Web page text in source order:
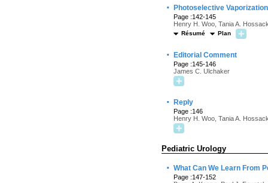
· Photoselective
Page :142-145
Henry H. Woo, Tania A.
Résumé Plan
· Editorial Comment
Page :145-146
James C. Ulchaker
· Reply
Page :146
Henry H. Woo, Tania A.
Pediatric Urology
· What Can We Learn From
Page :147-152